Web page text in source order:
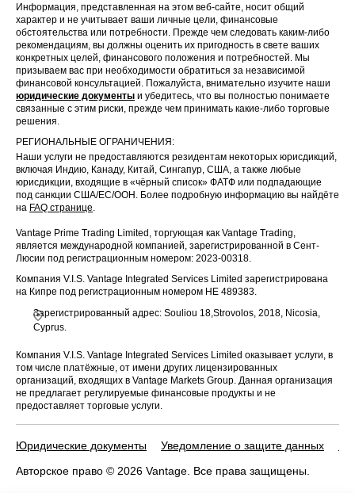
Информация, представленная на этом веб-сайте, носит общий
характер и не учитывает ваши личные цели, финансовые
обстоятельства или потребности. Прежде чем следовать каким-либо
рекомендациям, вы должны оценить их пригодность в свете ваших
конкретных целей, финансового положения и потребностей. Мы
призываем вас при необходимости обратиться за независимой
финансовой консультацией. Пожалуйста, внимательно изучите наши
юридические документы и убедитесь, что вы полностью понимаете
связанные с этим риски, прежде чем принимать какие-либо торговые
решения.
РЕГИОНАЛЬНЫЕ ОГРАНИЧЕНИЯ:
Наши услуги не предоставляются резидентам некоторых юрисдикций,
включая Индию, Канаду, Китай, Сингапур, США, а также любые
юрисдикции, входящие в «чёрный список» ФАТФ или подпадающие
под санкции США/ЕС/ООН. Более подробную информацию вы найдёте
на FAQ странице.
Vantage Prime Trading Limited, торгующая как Vantage Trading,
является международной компанией, зарегистрированной в Сент-
Люсии под регистрационным номером: 2023-00318.
Компания V.I.S. Vantage Integrated Services Limited зарегистрирована
на Кипре под регистрационным номером HE 489383.
Зарегистрированный адрес: Souliou 18,Strovolos, 2018, Nicosia,
Cyprus.
Компания V.I.S. Vantage Integrated Services Limited оказывает услуги, в
том числе платёжные, от имени других лицензированных
организаций, входящих в Vantage Markets Group. Данная организация
не предлагает регулируемые финансовые продукты и не
предоставляет торговые услуги.
Юридические документы Уведомление о защите данных
Авторское право © 2026 Vantage. Все права защищены.